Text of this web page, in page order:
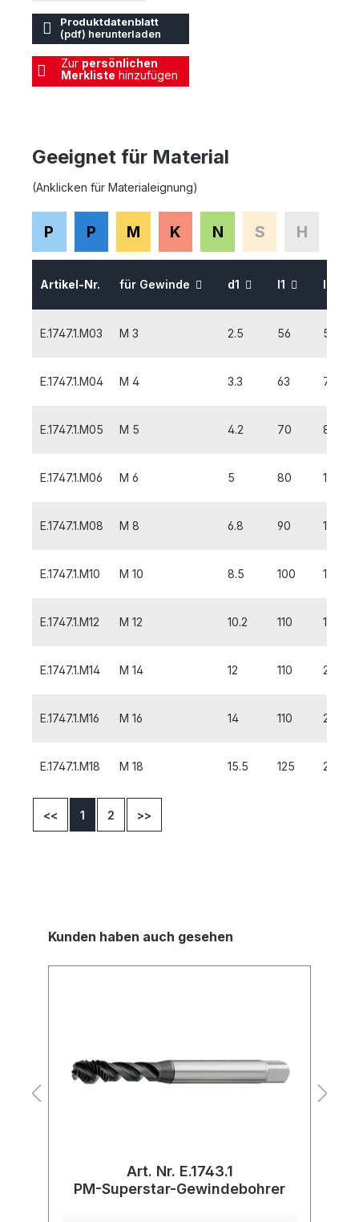
Produktdatenblatt
(pdf) herunterladen
Zur persönlichen
Merkliste hinzufügen
Geeignet für Material
(Anklicken für Materialeignung)
P P M K N S H
Artikel-Nr. für Gewinde d1 l1 l2
E.1747.1.M03 M 3 2.5 56 5
E.1747.1.M04 M 4 3.3 63 7
E.1747.1.M05 M 5 4.2 70 8
E.1747.1.M06 M 6 5 80 10
E.1747.1.M08 M 8 6.8 90 13
E.1747.1.M10 M 10 8.5 100 15
E.1747.1.M12 M 12 10.2 110 18
E.1747.1.M14 M 14 12 110 20
E.1747.1.M16 M 16 14 110 20
E.1747.1.M18 M 18 15.5 125 25
<< 1 2 >>
Kunden haben auch gesehen
Art. Nr. E.1743.1
PM-Superstar-Gewindebohrer